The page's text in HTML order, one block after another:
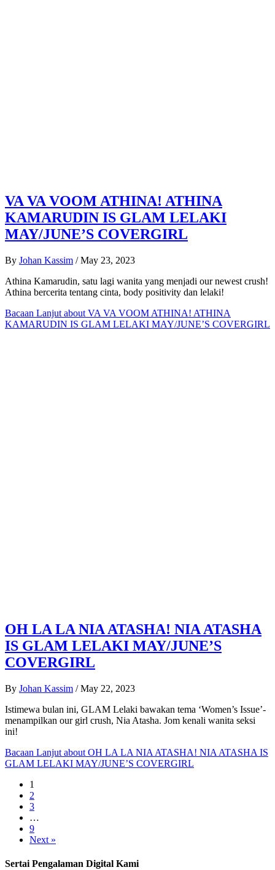
VA VA VOOM ATHINA! ATHINA
KAMARUDIN IS GLAM LELAKI
MAY/JUNE’S COVERGIRL
By Johan Kassim / May 23, 2023
Athina Kamarudin, satu lagi wanita yang menjadi our newest crush!
Athina bercerita tentang cinta, body positivity dan lelaki!
Bacaan Lanjut about VA VA VOOM ATHINA! ATHINA
KAMARUDIN IS GLAM LELAKI MAY/JUNE’S COVERGIRL
OH LA LA NIA ATASHA! NIA ATASHA
IS GLAM LELAKI MAY/JUNE’S
COVERGIRL
By Johan Kassim / May 22, 2023
Istimewa bulan ini, GLAM Lelaki bawakan tema ‘Women’s Issue’-
menampilkan our girl crush, Nia Atasha. Jom kenali wanita seksi
ini!
Bacaan Lanjut about OH LA LA NIA ATASHA! NIA ATASHA IS
GLAM LELAKI MAY/JUNE’S COVERGIRL
1
2
3
…
9
Next »
Sertai Pengalaman Digital Kami